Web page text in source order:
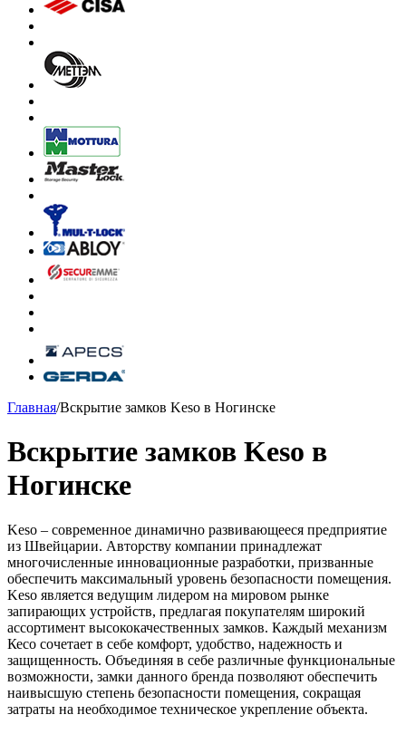
Главная/Вскрытие замков Keso в Ногинске
Вскрытие замков Keso в
Ногинске
Keso – современное динамично развивающееся предприятие
из Швейцарии. Авторству компании принадлежат
многочисленные инновационные разработки, призванные
обеспечить максимальный уровень безопасности помещения.
Keso является ведущим лидером на мировом рынке
запирающих устройств, предлагая покупателям широкий
ассортимент высококачественных замков. Каждый механизм
Кесо сочетает в себе комфорт, удобство, надежность и
защищенность. Объединяя в себе различные функциональные
возможности, замки данного бренда позволяют обеспечить
наивысшую степень безопасности помещения, сокращая
затраты на необходимое техническое укрепление объекта.